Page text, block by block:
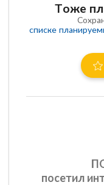
Тоже
списке
посетил